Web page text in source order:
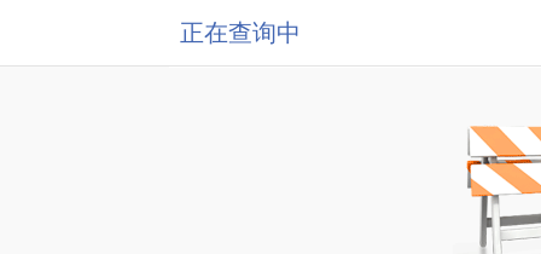
正在查询中